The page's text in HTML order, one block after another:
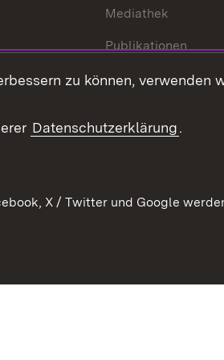
Mediathek
Publikationen
Stellen und
zu können, verwenden
Datenschutzerklärung.
X / Twitter und Google